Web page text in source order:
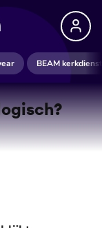
BEAM kerkdienst